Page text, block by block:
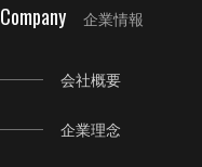
Company 企業情報
会社概要
企業理念